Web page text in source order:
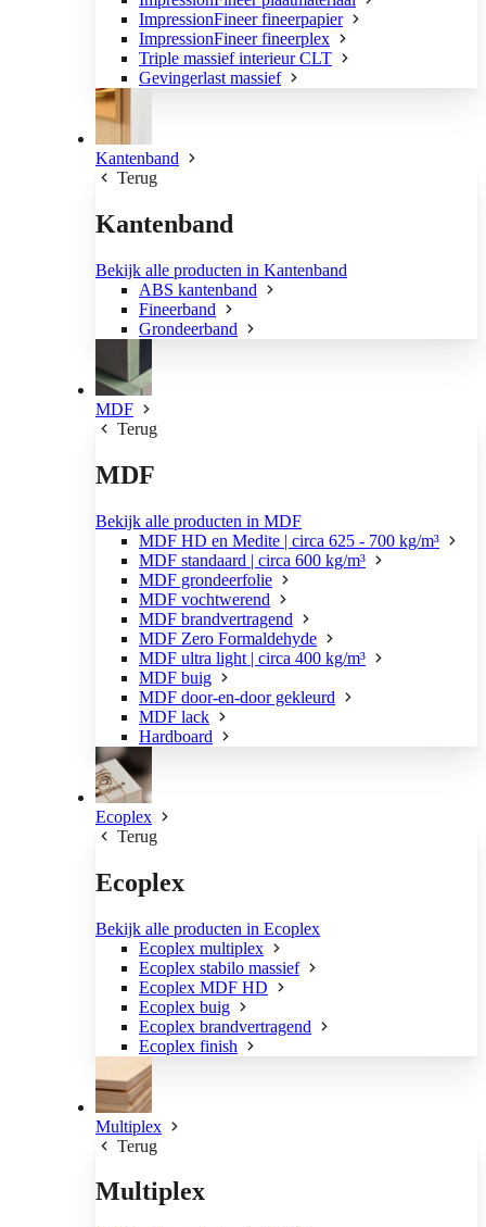
ImpressionFineer fineerpapier
ImpressionFineer fineerplex
Triple massief interieur CLT
Gevingerlast massief
Kantenband
Terug
Kantenband
Bekijk alle producten in Kantenband
ABS kantenband
Fineerband
Grondeerband
MDF
Terug
MDF
Bekijk alle producten in MDF
MDF HD en Medite | circa 625 - 700 kg/m³
MDF standaard | circa 600 kg/m³
MDF grondeerfolie
MDF vochtwerend
MDF brandvertragend
MDF Zero Formaldehyde
MDF ultra light | circa 400 kg/m³
MDF buig
MDF door-en-door gekleurd
MDF lack
Hardboard
Ecoplex
Terug
Ecoplex
Bekijk alle producten in Ecoplex
Ecoplex multiplex
Ecoplex stabilo massief
Ecoplex MDF HD
Ecoplex buig
Ecoplex brandvertragend
Ecoplex finish
Multiplex
Terug
Multiplex